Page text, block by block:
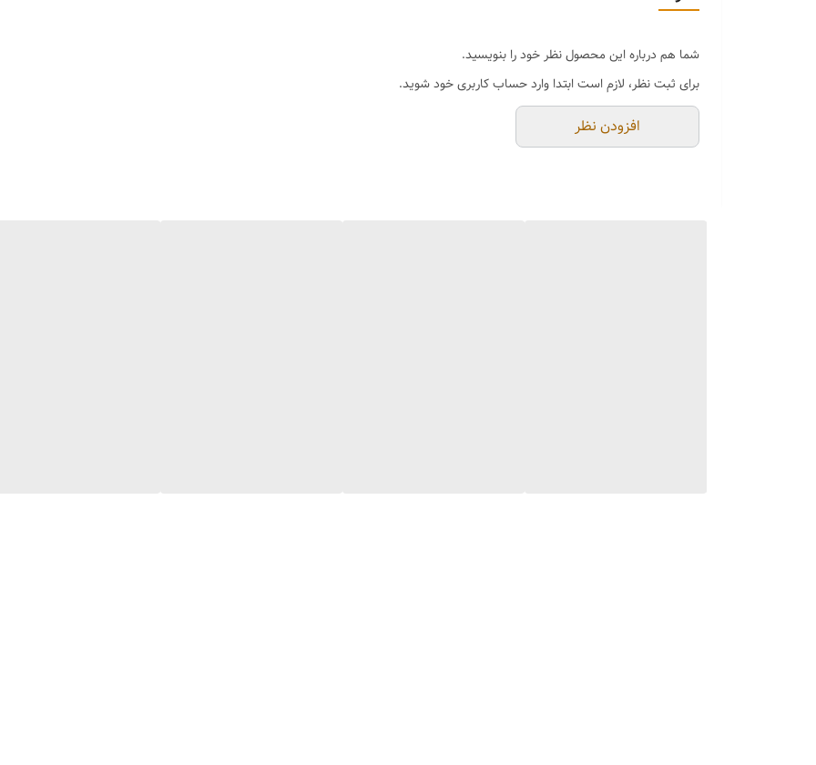
شما هم درباره این محصول نظر خود را بنویسید.
برای ثبت نظر، لازم است ابتدا وارد حساب کاربری خود شوید.
افزودن نظر